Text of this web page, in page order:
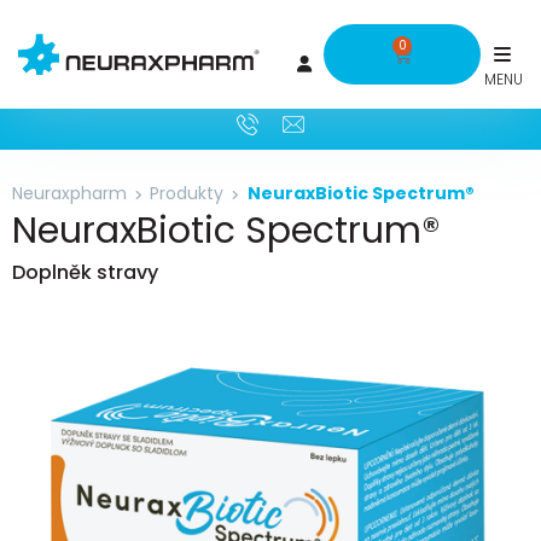
0
Neuraxpharm Produkty NeuraxBiotic Spectrum®
NeuraxBiotic Spectrum®
Doplněk stravy